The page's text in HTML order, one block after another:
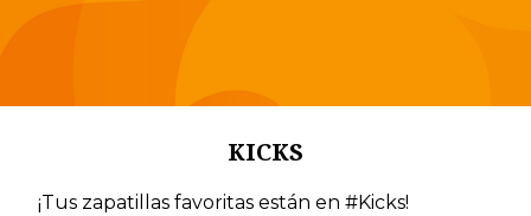
KICKS
¡Tus zapatillas favoritas están en #Kicks!